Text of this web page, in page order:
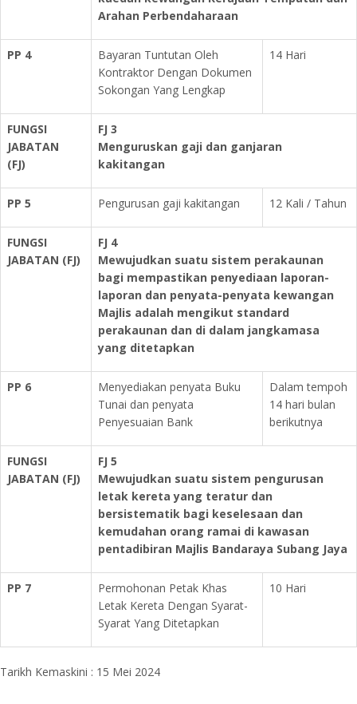
Arahan Perbendaharaan
PP 4
Bayaran Tuntutan Oleh
Kontraktor Dengan Dokumen
Sokongan Yang Lengkap
14 Hari
FUNGSI
JABATAN
(FJ)
FJ 3
Menguruskan gaji dan ganjaran
kakitangan
PP 5 Pengurusan gaji kakitangan 12 Kali / Tahun
FUNGSI
JABATAN (FJ)
FJ 4
Mewujudkan suatu sistem perakaunan
bagi mempastikan penyediaan laporan-
laporan dan penyata-penyata kewangan
Majlis adalah mengikut standard
perakaunan dan di dalam jangkamasa
yang ditetapkan
PP 6
Menyediakan penyata Buku
Tunai dan penyata
Penyesuaian Bank
Dalam tempoh
14 hari bulan
berikutnya
FUNGSI
JABATAN (FJ)
FJ 5
Mewujudkan suatu sistem pengurusan
letak kereta yang teratur dan
bersistematik bagi keselesaan dan
kemudahan orang ramai di kawasan
pentadibiran Majlis Bandaraya Subang Jaya
PP 7
Permohonan Petak Khas
Letak Kereta Dengan Syarat-
Syarat Yang Ditetapkan
10 Hari
Tarikh Kemaskini : 15 Mei 2024